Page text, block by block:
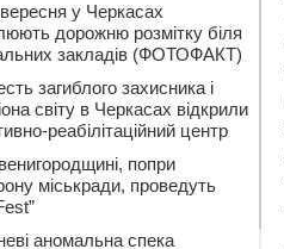
у Черкасах
дорожню розмітку біля
закладів (ФОТОФАКТ)
загиблого захисника і
світу в Черкасах відкрили
реабілітаційний центр
попри
міськради, проведуть
аномальна спека